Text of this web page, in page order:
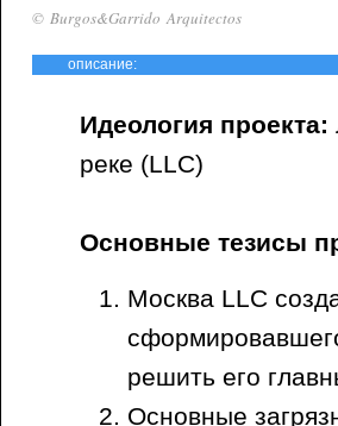
© Burgos&Garrido Arquitectos
описание:
Идеология проекта:
реке (LLC)
Основные тезисы
Москва LLC
решить его
Основные